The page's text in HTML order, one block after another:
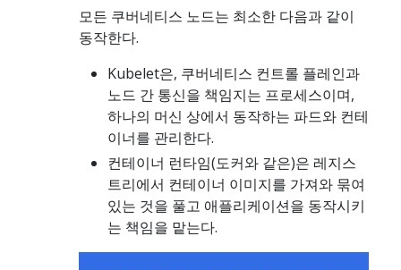
모든 쿠버네티스 노드는 최소한 다음과 같이
동작한다.
Kubelet은, 쿠버네티스 컨트롤 플레인과
노드 간 통신을 책임지는 프로세스이며,
하나의 머신 상에서 동작하는 파드와 컨테
이너를 관리한다.
컨테이너 런타임(도커와 같은)은 레지스
트리에서 컨테이너 이미지를 가져와 묶여
있는 것을 풀고 애플리케이션을 동작시키
는 책임을 맡는다.